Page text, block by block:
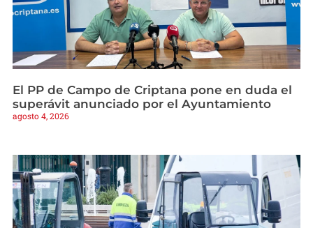
El PP de Campo de Criptana pone en duda el
superávit anunciado por el Ayuntamiento
agosto 4, 2026